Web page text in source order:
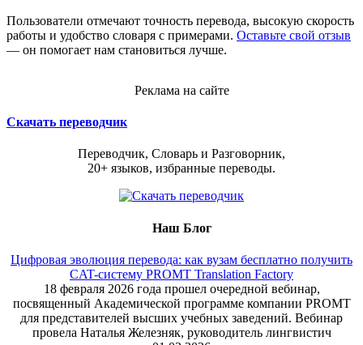
Пользователи отмечают точность перевода, высокую скорость
работы и удобство словаря с примерами. Оставьте свой отзыв
— он помогает нам становиться лучше.